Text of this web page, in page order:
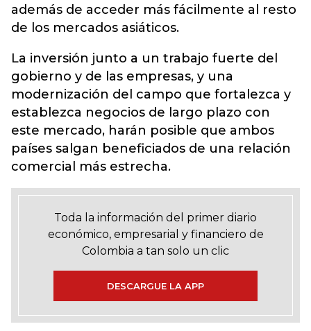
además de acceder más fácilmente al resto
de los mercados asiáticos.
La inversión junto a un trabajo fuerte del
gobierno y de las empresas, y una
modernización del campo que fortalezca y
establezca negocios de largo plazo con
este mercado, harán posible que ambos
países salgan beneficiados de una relación
comercial más estrecha.
Toda la información del primer diario
económico, empresarial y financiero de
Colombia a tan solo un clic
DESCARGUE LA APP